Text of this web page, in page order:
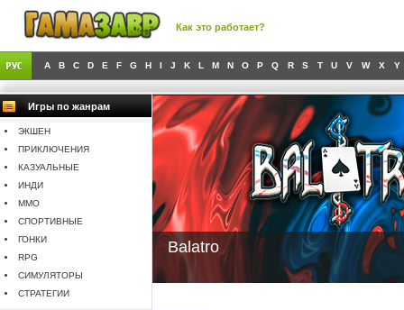
Как это работает?
A B C D E F G H I J K L M N O P Q R S T U V W X Y
Игры по жанрам
ЭКШЕН
ПРИКЛЮЧЕНИЯ
КАЗУАЛЬНЫЕ
ИНДИ
MMO
СПОРТИВНЫЕ
ГОНКИ
RPG
СИМУЛЯТОРЫ
СТРАТЕГИИ
Balatro